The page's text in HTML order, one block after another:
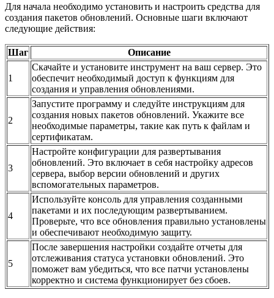
Для начала необходимо установить и настроить средства для
создания пакетов обновлений. Основные шаги включают
следующие действия:
Шаг Описание
1
Скачайте и установите инструмент на ваш сервер. Это
обеспечит необходимый доступ к функциям для
создания и управления обновлениями.
2
Запустите программу и следуйте инструкциям для
создания новых пакетов обновлений. Укажите все
необходимые параметры, такие как путь к файлам и
сертификатам.
3
Настройте конфигурации для развертывания
обновлений. Это включает в себя настройку адресов
сервера, выбор версии обновлений и других
вспомогательных параметров.
4
Используйте консоль для управления созданными
пакетами и их последующим развертыванием.
Проверьте, что все обновления правильно установлены
и обеспечивают необходимую защиту.
5
После завершения настройки создайте отчеты для
отслеживания статуса установки обновлений. Это
поможет вам убедиться, что все патчи установлены
корректно и система функционирует без сбоев.